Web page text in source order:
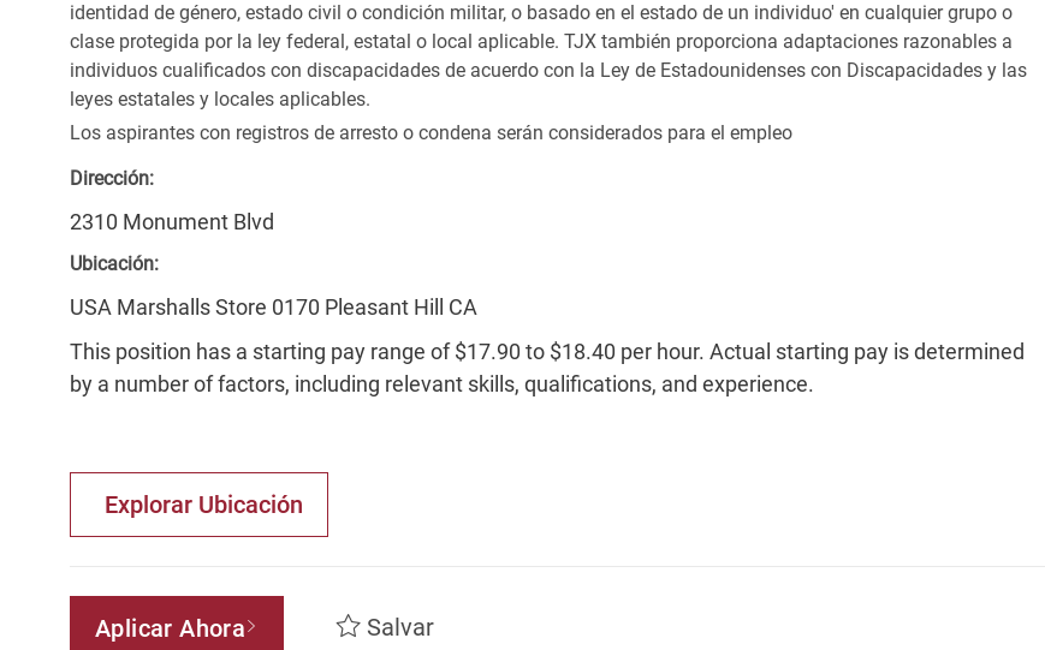
identidad de género, estado civil o condición militar, o basado en el estado de un individuo' en cualquier grupo o
clase protegida por la ley federal, estatal o local aplicable. TJX también proporciona adaptaciones razonables a
individuos cualificados con discapacidades de acuerdo con la Ley de Estadounidenses con Discapacidades y las
leyes estatales y locales aplicables.
Los aspirantes con registros de arresto o condena serán considerados para el empleo
Dirección:
2310 Monument Blvd
Ubicación:
USA Marshalls Store 0170 Pleasant Hill CA
This position has a starting pay range of $17.90 to $18.40 per hour. Actual starting pay is determined
by a number of factors, including relevant skills, qualifications, and experience.
Explorar Ubicación
Aplicar Ahora Salvar